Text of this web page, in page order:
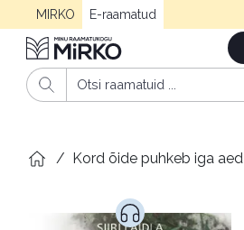
MIRKO E-raamatud
/ Kord õide puhkeb iga aed